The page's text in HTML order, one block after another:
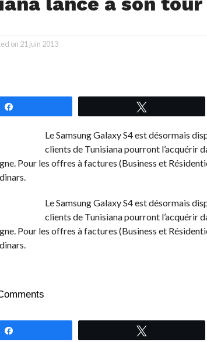
on 21 juin 2013
Le Samsung Galaxy S4 est désormais
clients de Tunisiana pourront l’acquérir
Pour les offres à factures (Business et
Le Samsung Galaxy S4 est désormais
clients de Tunisiana pourront l’acquérir
Pour les offres à factures (Business et